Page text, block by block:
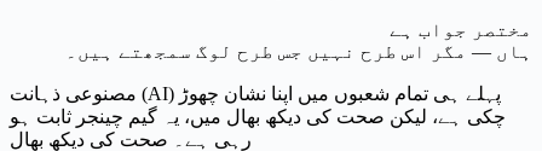
مختصر جواب ہے
ہاں — مگر اس طرح نہیں جس طرح لوگ سمجھتے ہیں۔
مصنوعی ذہانت (AI) پہلے ہی تمام شعبوں میں اپنا نشان چھوڑ
چکی ہے، لیکن صحت کی دیکھ بھال میں، یہ گیم چینجر ثابت ہو
رہی ہے۔ صحت کی دیکھ بھال